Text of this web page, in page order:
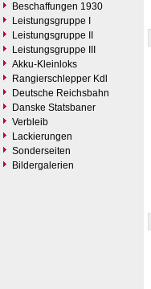
Beschaffungen 1930
Leistungsgruppe I
Leistungsgruppe II
Leistungsgruppe III
Akku-Kleinloks
Rangierschlepper Kdl
Deutsche Reichsbahn
Danske Statsbaner
Verbleib
Lackierungen
Sonderseiten
Bildergalerien